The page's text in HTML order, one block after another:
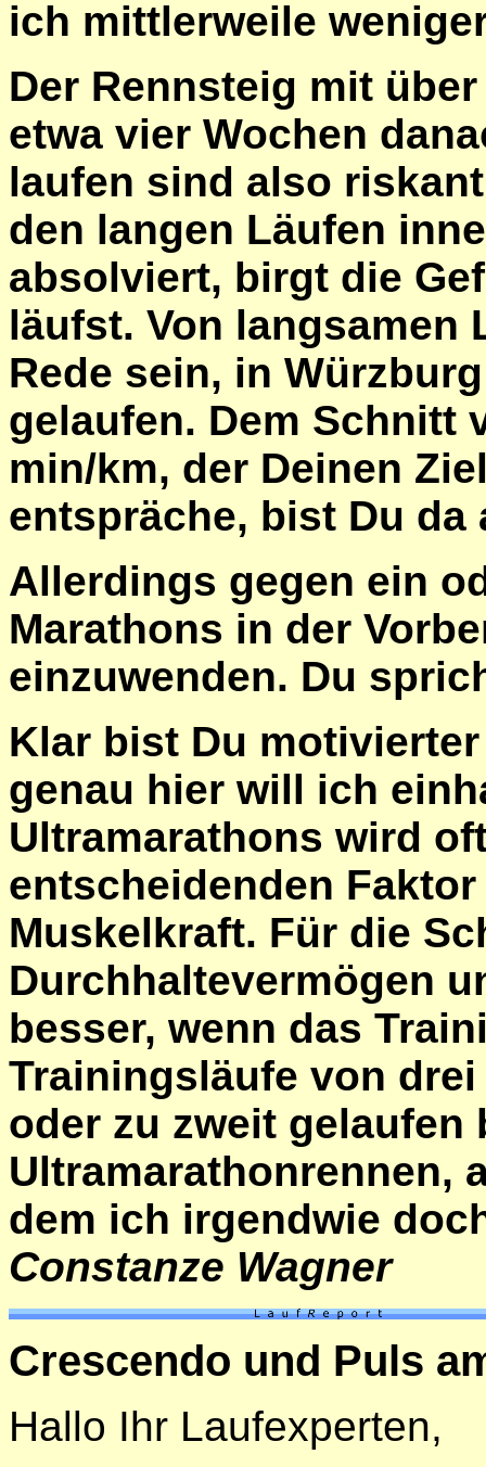
ich mittlerweile
Der Rennsteig mit
etwa vier Wochen
laufen sind also
den langen Läufen
absolviert, birgt die
läufst. Von langsamen
Rede sein, in
gelaufen. Dem Schnitt
min/km, der Deinen
entspräche, bist Du
Allerdings gegen ein
Marathons in der
einzuwenden. Du
Klar bist Du
genau hier will ich
Ultramarathons wird
entscheidenden
Muskelkraft. Für die
Durchhaltevermögen
besser, wenn das
Trainingsläufe von
oder zu zweit
Ultramarathonrennen,
dem ich irgendwie
Constanze Wagner
Crescendo und Puls
Hallo Ihr Laufexperten,